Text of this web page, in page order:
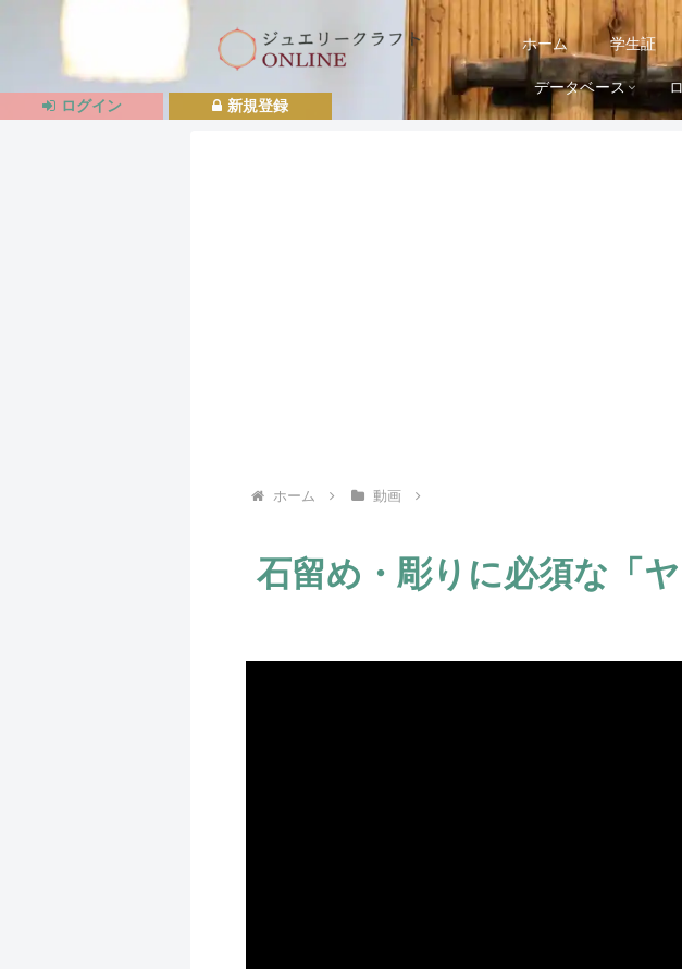
ホーム 学生証
データベース
ホーム 動画
石留め・彫りに必須な「
新規登録
ログイン